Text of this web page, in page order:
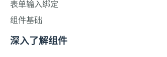
表单输入绑定
组件基础
深入了解组件